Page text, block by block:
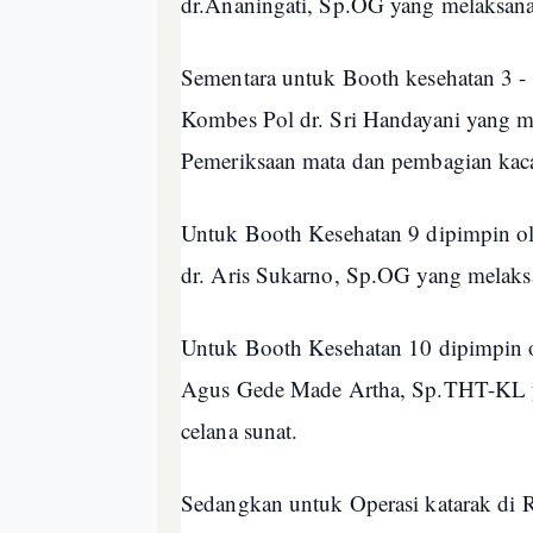
Sementara untuk Booth kesehatan
Kombes Pol dr. Sri Handayani yang
Pemeriksaan mata dan pembagian
Untuk Booth Kesehatan 9 dipimpin
dr. Aris Sukarno, Sp.OG yang
Untuk Booth Kesehatan 10
Agus Gede Made Artha, Sp.THT-KL
celana sunat.
Sedangkan untuk Operasi katarak